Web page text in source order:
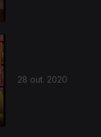
28 out. 2020